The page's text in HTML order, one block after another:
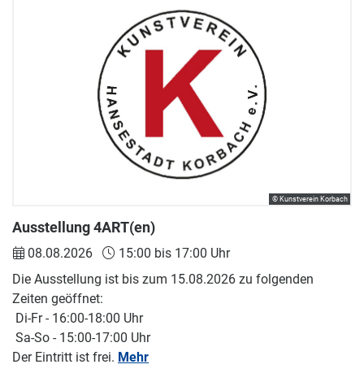
Ausstellung 4ART(en)
08.08.2026
15:00 bis 17:00 Uhr
Die Ausstellung ist bis zum 15.08.2026 zu folgenden
Zeiten geöffnet:
Di-Fr - 16:00-18:00 Uhr
Sa-So - 15:00-17:00 Uhr
Der Eintritt ist frei. Mehr
© Kunstverein Korbach